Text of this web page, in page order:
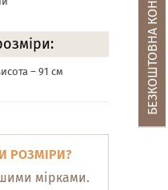
– 91 см
РОЗМІРИ?
мірками.